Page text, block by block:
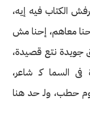
الكتاب فيه إيه،
معاهم، إحنا مش
جويدة نتع قصيدة،
السما كـ شاعر،
حطب، ولـ حد هنا